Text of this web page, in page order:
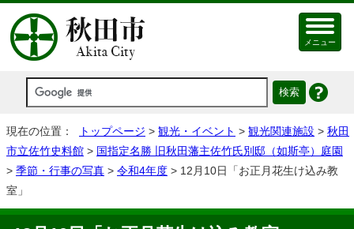
メニュー
現在の位置： トップページ > 観光・イベント > 観光関連施設 > 秋田
市立佐竹史料館 > 国指定名勝 旧秋田藩主佐竹氏別邸（如斯亭）庭園
> 季節・行事の写真 > 令和4年度 > 12月10日「お正月花生け込み教
室」